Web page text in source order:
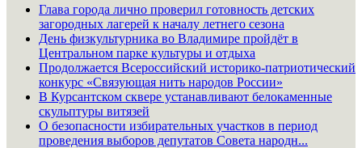
Глава города лично проверил готовность детских
загородных лагерей к началу летнего сезона
День физкультурника во Владимире пройдёт в
Центральном парке культуры и отдыха
Продолжается Всероссийский историко-патриотический
конкурс «Связующая нить народов России»
В Курсантском сквере устанавливают белокаменные
скульптуры витязей
О безопасности избирательных участков в период
проведения выборов депутатов Совета народн...